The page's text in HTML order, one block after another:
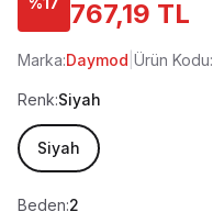
767,19 TL
Marka:Daymod Ürün Kodu:
Renk:Siyah
Siyah
Beden:2